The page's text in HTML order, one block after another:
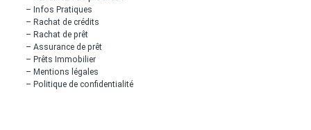
– Infos Pratiques
– Rachat de crédits
– Rachat de prêt
– Assurance de prêt
– Prêts Immobilier
– Mentions légales
– Politique de confidentialité